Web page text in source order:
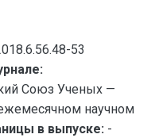
53
Союз Ученых —
научном
в выпуске: -